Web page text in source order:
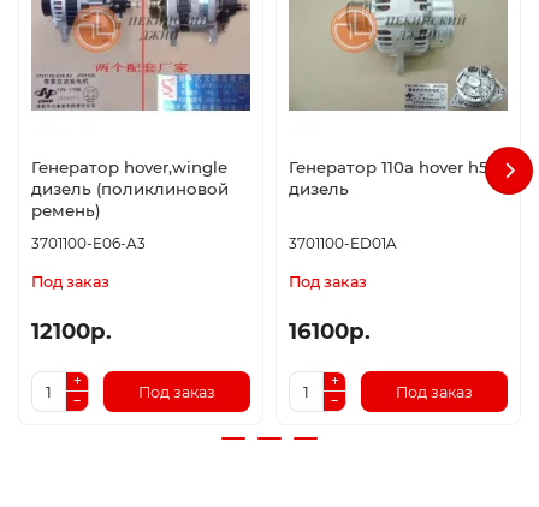
Генератор hover,wingle
дизель (поликлиновой
ремень)
3701100-E06-A3
Под заказ
12100р.
Под заказ
Генератор 110а hover h5
дизель
3701100-ED01A
Под заказ
16100р.
Под заказ